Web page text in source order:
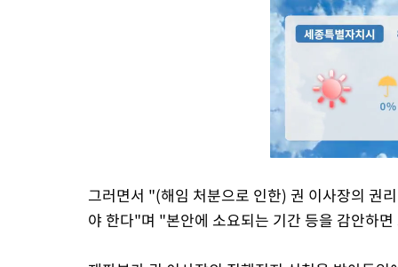
그러면서 "(해임 처분으로 인한) 권 이사장의 권
야 한다"며 "본안에 소요되는 기간 등을 감안하